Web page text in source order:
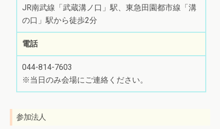
JR南武線「武蔵溝ノ口」駅、東急田園都市線「溝
の口」駅から徒歩2分
電話
044-814-7603
※当日のみ会場にご連絡ください。
参加法人